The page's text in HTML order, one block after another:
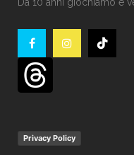
Privacy Policy